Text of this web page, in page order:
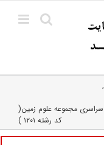
دانلود دفترچه سوالات آزمون کارشناسی ارشد ۹۵ سراسری مجموعه علوم زمین(
کد رشته ۱۲۰۱ )